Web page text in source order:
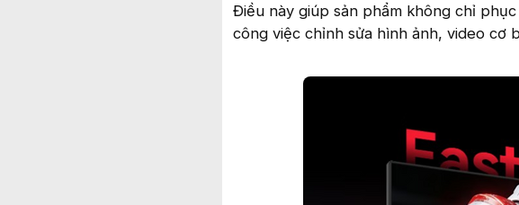
Điều này giúp sản phẩm không chỉ
công việc chỉnh sửa hình ảnh, video cơ